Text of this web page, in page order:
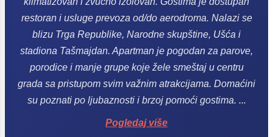
restoran i usluge prevoza od/do aerodroma. Nalazi se
blizu Trga Republike, Narodne skupštine, Ušća i
stadiona Tašmajdan. Apartman je pogodan za parove,
porodice i manje grupe koje žele smeštaj u centru
grada sa pristupom svim važnim atrakcijama. Domaćini
su poznati po ljubaznosti i brzoj pomoći gostima. ...
Pogledaj više